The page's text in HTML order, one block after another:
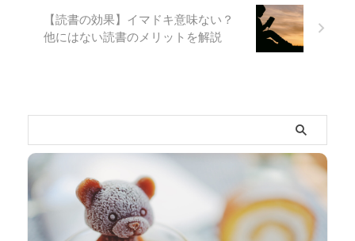
す。 ただ部屋を清潔に保つだ
けではなく、掃除には開運効
掃除をすると運気が上がる理
のでプランに沿って頑張りま
す。 でも計画どおりにいかな
くなり、達成目標がずれてい
き、モチベーションがダウン
うです。 その原因は目 ...
【読書の効果】イマドキ意味ない？
他にはない読書のメリットを解説